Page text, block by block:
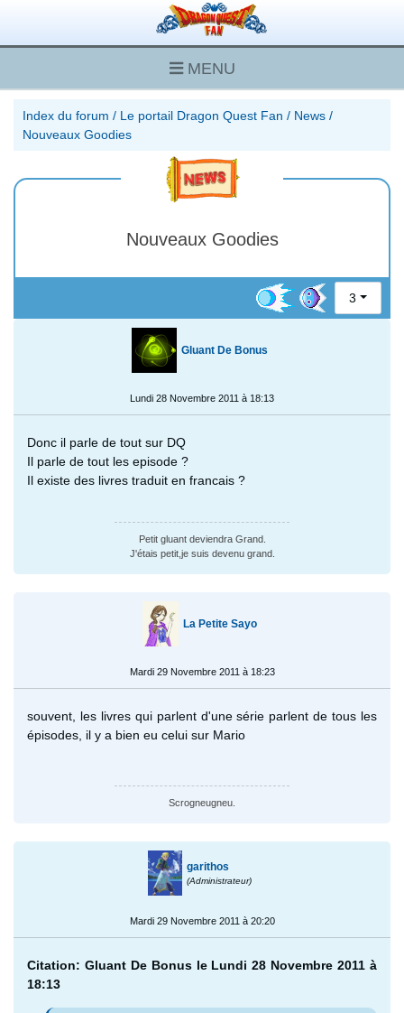
MENU
Index du forum / Le portail Dragon Quest Fan / News /
Nouveaux Goodies
Nouveaux Goodies
3
Gluant De Bonus
Lundi 28 Novembre 2011 à 18:13
Donc il parle de tout sur DQ
Il parle de tout les episode ?
Il existe des livres traduit en francais ?
Petit gluant deviendra Grand.
J'étais petit,je suis devenu grand.
La Petite Sayo
Mardi 29 Novembre 2011 à 18:23
souvent, les livres qui parlent d'une série parlent de tous les
épisodes, il y a bien eu celui sur Mario
Scrogneugneu.
garithos
(Administrateur)
Mardi 29 Novembre 2011 à 20:20
Citation: Gluant De Bonus le Lundi 28 Novembre 2011 à
18:13